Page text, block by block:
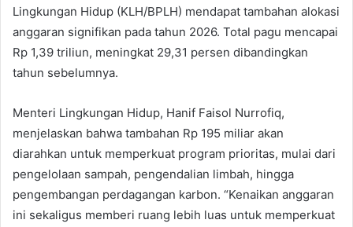
Lingkungan Hidup (KLH/BPLH) mendapat tambahan alokasi
anggaran signifikan pada tahun 2026. Total pagu mencapai
Rp 1,39 triliun, meningkat 29,31 persen dibandingkan
tahun sebelumnya.
Menteri Lingkungan Hidup, Hanif Faisol Nurrofiq,
menjelaskan bahwa tambahan Rp 195 miliar akan
diarahkan untuk memperkuat program prioritas, mulai dari
pengelolaan sampah, pengendalian limbah, hingga
pengembangan perdagangan karbon. “Kenaikan anggaran
ini sekaligus memberi ruang lebih luas untuk memperkuat